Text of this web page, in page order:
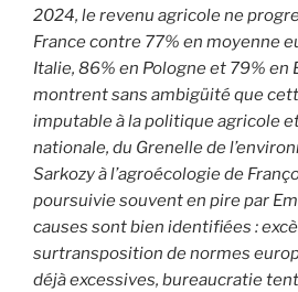
2024, le revenu agricole ne
France contre 77% en moyenne
Italie, 86% en Pologne et 79% en
montrent sans ambigüité que
imputable à la politique agricole
nationale, du Grenelle de
Sarkozy à l’agroécologie de
poursuivie souvent en pire par
causes sont bien identifiées :
surtransposition de normes
déjà excessives, bureaucratie